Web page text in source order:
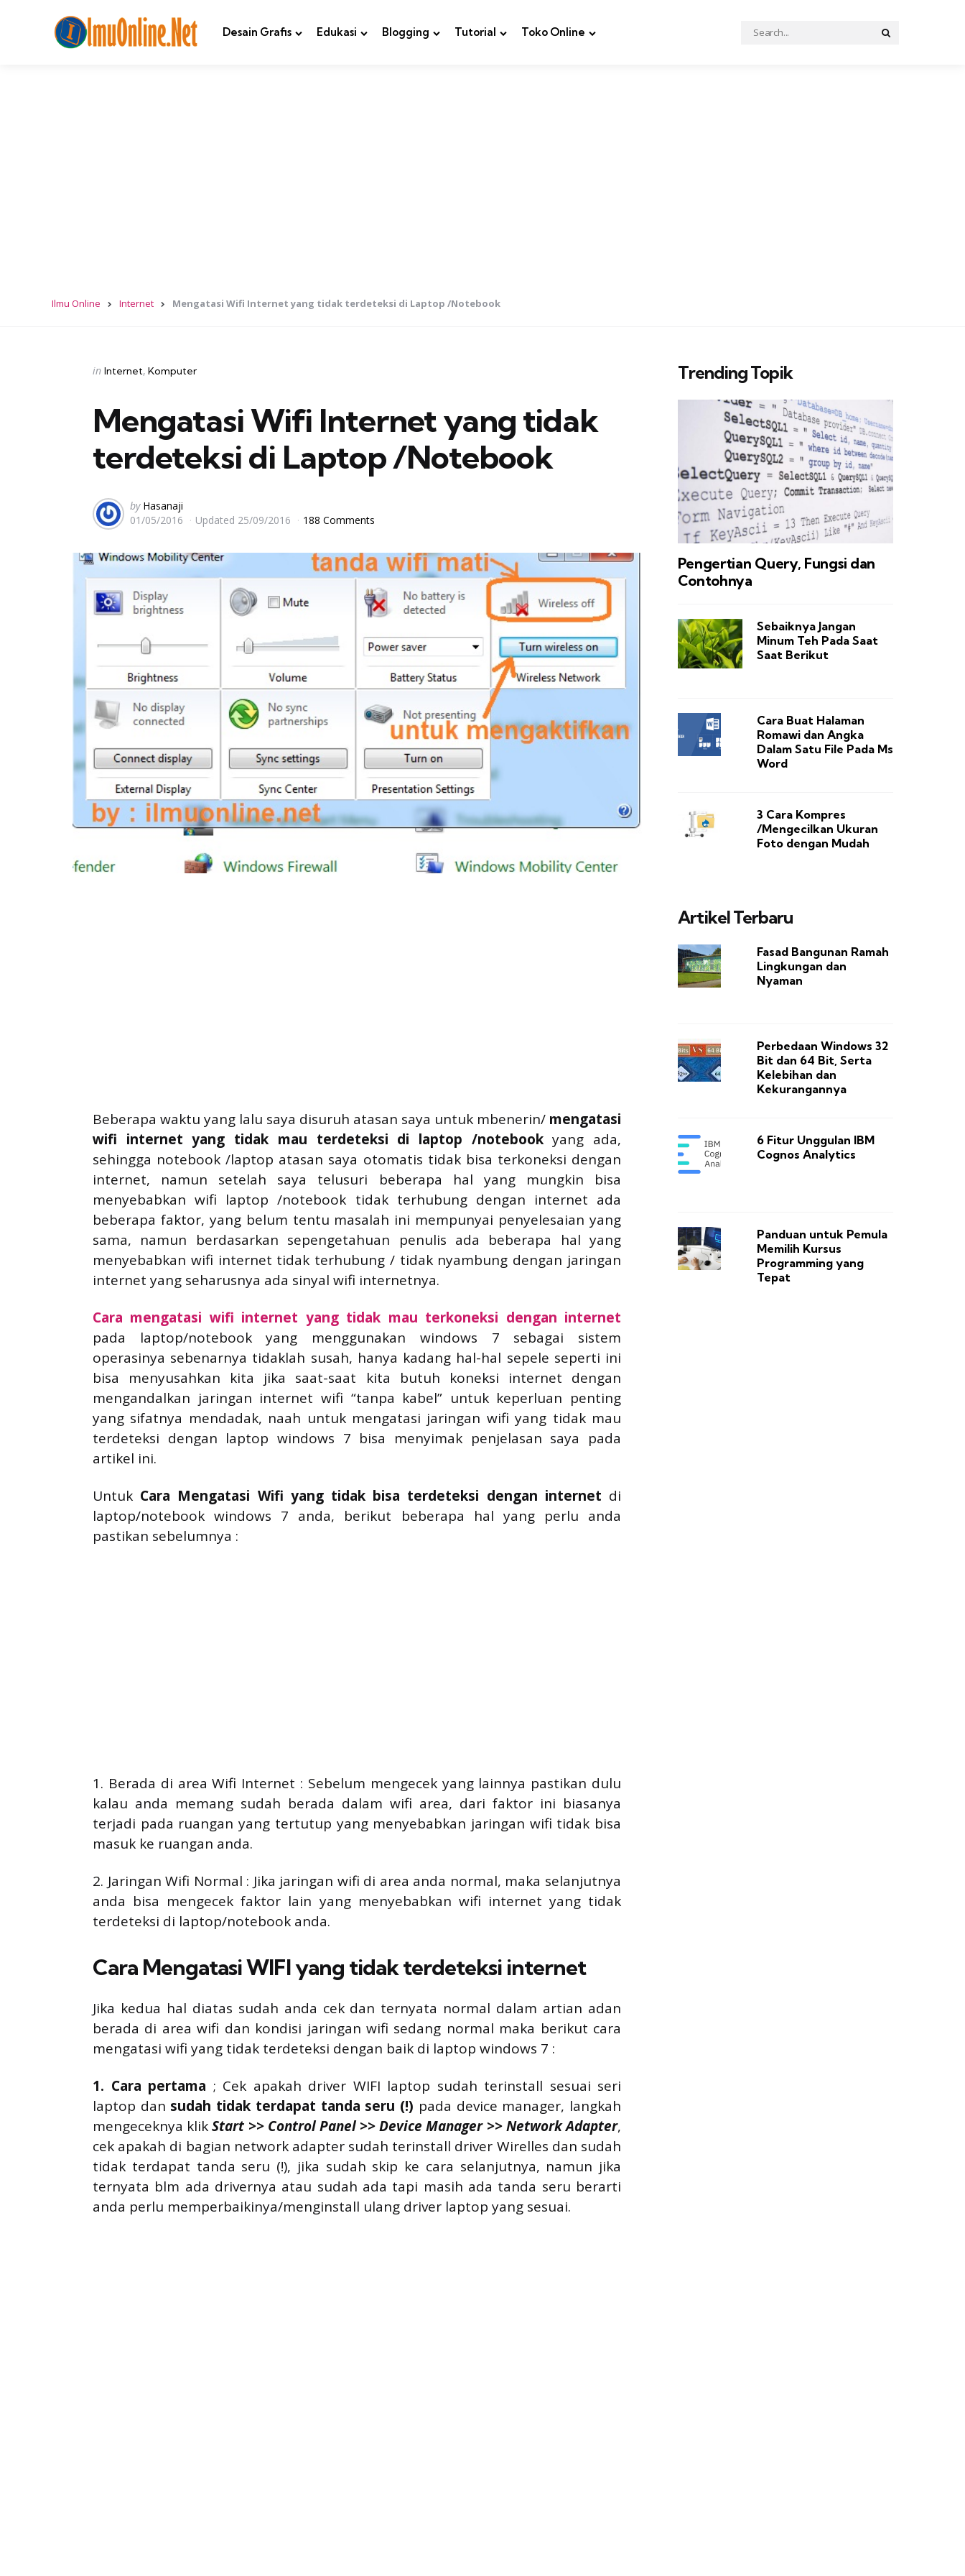
Desain Grafis Edukasi Blogging Tutorial Toko Online
Search
for:
Ilmu Online Internet Mengatasi Wifi Internet yang tidak terdeteksi di Laptop /Notebook
Categories
Posted
in Internet Komputer
Mengatasi Wifi Internet yang tidak
terdeteksi di Laptop /Notebook
Posted
by
by Hasanaji
01/05/2016
Updated 25/09/2016 188 Comments
Beberapa waktu yang lalu saya disuruh atasan saya untuk mbenerin/ mengatasi
wifi internet yang tidak mau terdeteksi di laptop /notebookyang ada,
sehingga notebook /laptop atasan saya otomatis tidak bisa terkoneksi dengan
internet, namun setelah saya telusuri beberapa hal yang mungkin bisa
menyebabkan wifi laptop /notebook tidak terhubung dengan internet ada
beberapa faktor, yang belum tentu masalah ini mempunyai penyelesaian yang
sama, namun berdasarkan sepengetahuan penulis ada beberapa hal yang
menyebabkan wifi internet tidak terhubung / tidak nyambung dengan jaringan
internet yang seharusnya ada sinyal wifi internetnya.
Cara mengatasi wifi internet yang tidak mau terkoneksi dengan internet
pada laptop/notebook yang menggunakan windows 7 sebagai sistem
operasinya sebenarnya tidaklah susah, hanya kadang hal-hal sepele seperti ini
bisa menyusahkan kita jika saat-saat kita butuh koneksi internet dengan
mengandalkan jaringan internet wifi “tanpa kabel” untuk keperluan penting
yang sifatnya mendadak, naah untuk mengatasi jaringan wifi yang tidak mau
terdeteksi dengan laptop windows 7 bisa menyimak penjelasan saya pada
artikel ini.
Untuk Cara Mengatasi Wifi yang tidak bisa terdeteksi dengan internet di
laptop/notebook windows 7 anda, berikut beberapa hal yang perlu anda
pastikan sebelumnya :
1. Berada di area Wifi Internet : Sebelum mengecek yang lainnya pastikan dulu
kalau anda memang sudah berada dalam wifi area, dari faktor ini biasanya
terjadi pada ruangan yang tertutup yang menyebabkan jaringan wifi tidak bisa
masuk ke ruangan anda.
2. Jaringan Wifi Normal : Jika jaringan wifi di area anda normal, maka selanjutnya
anda bisa mengecek faktor lain yang menyebabkan wifi internet yang tidak
terdeteksi di laptop/notebook anda.
Cara Mengatasi WIFI yang tidak terdeteksi internet
Jika kedua hal diatas sudah anda cek dan ternyata normal dalam artian adan
berada di area wifi dan kondisi jaringan wifi sedang normal maka berikut cara
mengatasi wifi yang tidak terdeteksi dengan baik di laptop windows 7 :
1. Cara pertama ; Cek apakah driver WIFI laptop sudah terinstall sesuai seri
laptop dan sudah tidak terdapat tanda seru (!) pada device manager, langkah
mengeceknya klikStart >> Control Panel >> Device Manager >> Network Adapter,
cek apakah di bagian network adapter sudah terinstall driver Wirelles dan sudah
tidak terdapat tanda seru (!), jika sudah skip ke cara selanjutnya, namun jika
ternyata blm ada drivernya atau sudah ada tapi masih ada tanda seru berarti
anda perlu memperbaikinya/menginstall ulang driver laptop yang sesuai.
Trending Topik
Pengertian Query, Fungsi dan
Contohnya
Sebaiknya Jangan
Minum Teh Pada Saat
Saat Berikut
Cara Buat Halaman
Romawi dan Angka
Dalam Satu File Pada Ms
Word
3 Cara Kompres
/Mengecilkan Ukuran
Foto dengan Mudah
Artikel Terbaru
Fasad Bangunan Ramah
Lingkungan dan
Nyaman
Perbedaan Windows 32
Bit dan 64 Bit, Serta
Kelebihan dan
Kekurangannya
6 Fitur Unggulan IBM
Cognos Analytics
Panduan untuk Pemula
Memilih Kursus
Programming yang
Tepat